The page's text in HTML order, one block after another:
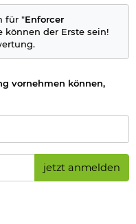
für "Enforcer
können der Erste sein!
vornehmen können,
jetzt anmelden